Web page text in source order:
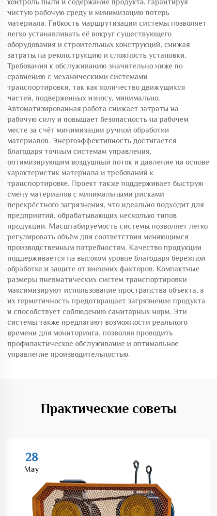
контроль пыли и содержание продукта, гарантируя
чистую рабочую среду и минимизацию потерь
материала. Гибкость маршрутизации системы позволяет
легко устанавливать её вокруг существующего
оборудования и строительных конструкций, снижая
затраты на реконструкцию и сложность установки.
Требования к обслуживанию значительно ниже по
сравнению с механическими системами
транспортировки, так как количество движущихся
частей, подверженных износу, минимально.
Автоматизированная работа снижает затраты на
рабочую силу и повышает безопасность на рабочем
месте за счёт минимизации ручной обработки
материалов. Энергоэффективность достигается
благодаря точным системам управления,
оптимизирующим воздушный поток и давление на основе
характеристик материала и требований к
транспортировке. Проект также поддерживает быструю
смену материалов с минимальными рисками
перекрёстного загрязнения, что идеально подходит для
предприятий, обрабатывающих несколько типов
продукции. Масштабируемость системы позволяет легко
регулировать объём для соответствия меняющимся
производственным потребностям. Качество продукции
поддерживается на высоком уровне благодаря бережной
обработке и защите от внешних факторов. Компактные
размеры пневматических систем транспортировки
максимизируют использование пространства объекта, а
их герметичность предотвращает загрязнение продукта
и способствует соблюдению санитарных норм. Эти
системы также предлагают возможности реального
времени для мониторинга, позволяя проводить
профилактическое обслуживание и оптимальное
управление производительностью.
Практические советы
28
May